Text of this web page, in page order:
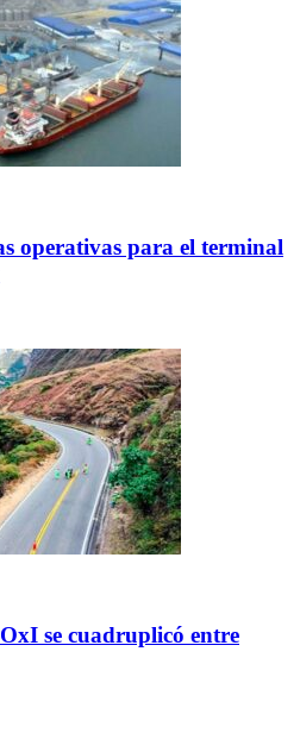
operativas para el terminal
se cuadruplicó entre